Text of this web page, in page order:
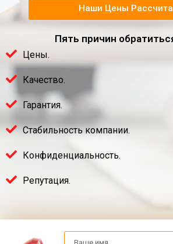
Наши Цены
Пять причин
Цены.
Качество.
Гарантия.
Стабильность компании.
Конфиденциальность.
Репутация.